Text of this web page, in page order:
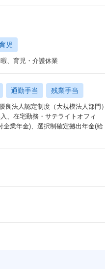
児
、育児・介護休業
通勤手当 残業手当
法人認定制度（大規模法人部門）
、在宅勤務・サテライトオフィ
業年金)、選択制確定拠出年金(給